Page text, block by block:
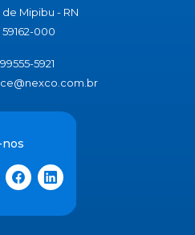
de Mipibu - RN
59162-000
99555-5921
nos